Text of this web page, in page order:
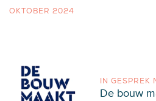
OKTOBER 2024
IN GESPREK
De bouw